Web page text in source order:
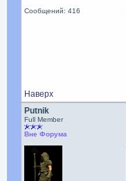
Сообщений: 416
Наверх
Putnik
Full Member
Вне Форума